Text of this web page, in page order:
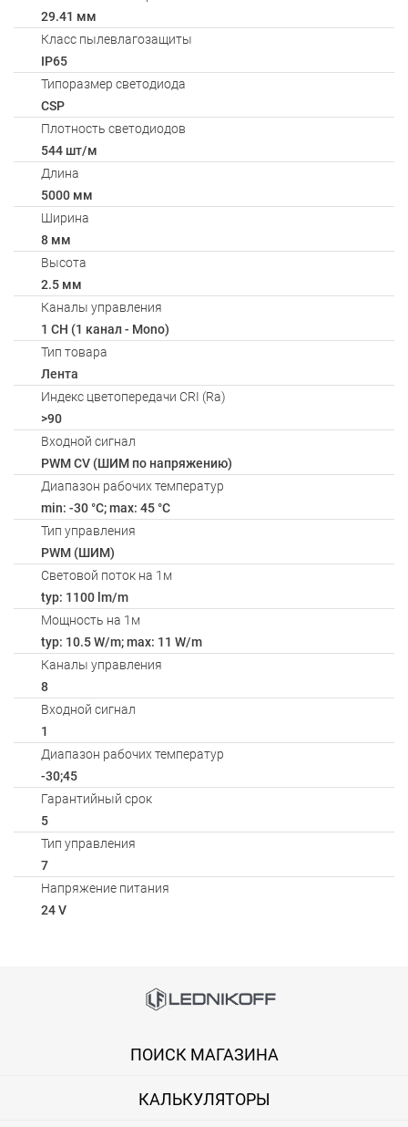
29.41 мм
Класс пылевлагозащиты
IP65
Типоразмер светодиода
CSP
Плотность светодиодов
544 шт/м
Длина
5000 мм
Ширина
8 мм
Высота
2.5 мм
Каналы управления
1 CH (1 канал - Mono)
Тип товара
Лента
Индекс цветопередачи CRI (Ra)
>90
Входной сигнал
PWM СV (ШИМ по напряжению)
Диапазон рабочих температур
min: -30 °C; max: 45 °C
Тип управления
PWM (ШИМ)
Световой поток на 1м
typ: 1100 lm/m
Мощность на 1м
typ: 10.5 W/m; max: 11 W/m
Каналы управления
8
Входной сигнал
1
Диапазон рабочих температур
-30;45
Гарантийный срок
5
Тип управления
7
Напряжение питания
24 V
Вы можете оплатить покупку на сайте банковской картой
Оплата при получении
ПОИСК МАГАЗИНА
КАЛЬКУЛЯТОРЫ